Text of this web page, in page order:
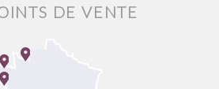
DE VENTE